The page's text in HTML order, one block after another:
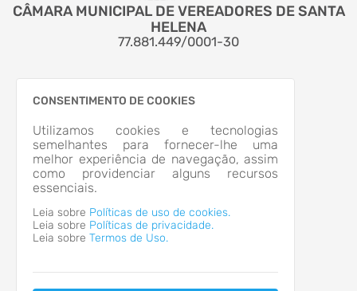
CÂMARA MUNICIPAL DE VEREADORES DE SANTA
HELENA
77.881.449/0001-30
PORTAL DO CIDADÃO
ACESSO RÁPIDO
Acesso à Informação
Autoatendimento
Cidadão
LOCALIZAÇÃO
AVENIDA PARANA, Nº 1400, CENTRO
SANTA HELENA/PR
Abrir no Mapa
CONSENTIMENTO DE COOKIES
Utilizamos cookies e tecnologias
semelhantes para fornecer-lhe uma
melhor experiência de navegação, assim
como providenciar alguns recursos
essenciais.
Leia sobre Políticas de uso de cookies.
Leia sobre Políticas de privacidade.
Leia sobre Termos de Uso.